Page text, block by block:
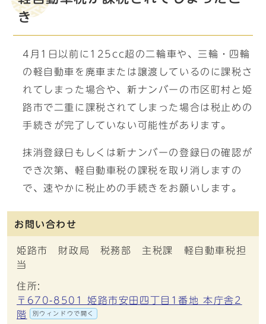
き
4月1日以前に125cc超の二輪車や、三輪・四輪
の軽自動車を廃車または譲渡しているのに課税さ
れてしまった場合や、新ナンバーの市区町村と姫
路市で二重に課税されてしまった場合は税止めの
手続きが完了していない可能性があります。
抹消登録日もしくは新ナンバーの登録日の確認が
でき次第、軽自動車税の課税を取り消しますの
で、速やかに税止めの手続きをお願いします。
お問い合わせ
姫路市 財政局 税務部 主税課 軽自動車税担
当
住所:
〒670-8501 姫路市安田四丁目1番地 本庁舎2
階
別ウィンドウで開く